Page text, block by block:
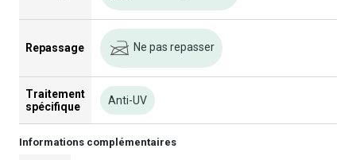
Repassage Ne pas repasser
Traitement
spécifique
Anti-UV
Informations complémentaires